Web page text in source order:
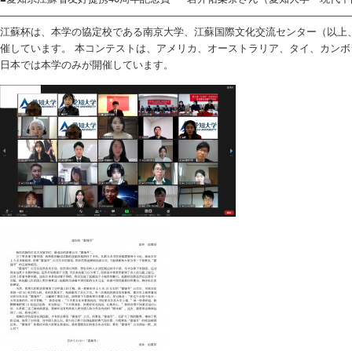
江蘇杯は、本学の協定校である南京大学、江蘇国際文化交流センター（以
催しています。 本コンテストは、アメリカ、オーストラリア、タイ、カン
日本では本学のみが開催しています。